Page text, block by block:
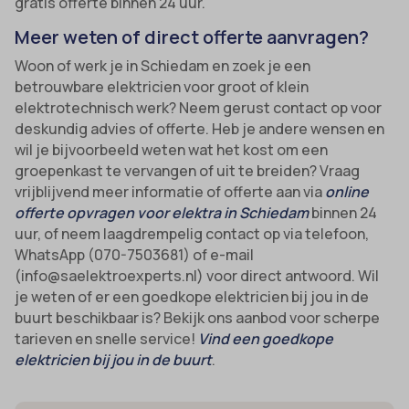
Meer weten of direct offerte aanvragen?
Woon of werk je in Schiedam en zoek je een
betrouwbare elektricien voor groot of klein
elektrotechnisch werk? Neem gerust contact op voor
deskundig advies of offerte. Heb je andere wensen en
wil je bijvoorbeeld weten wat het kost om een
groepenkast te vervangen of uit te breiden? Vraag
vrijblijvend meer informatie of offerte aan viaonline
offerte opvragen voor elektra in Schiedambinnen 24
uur, of neem laagdrempelig contact op via telefoon,
WhatsApp (070-7503681) of e-mail
(info@saelektroexperts.nl) voor direct antwoord. Wil
je weten of er een goedkope elektricien bij jou in de
buurt beschikbaar is? Bekijk ons aanbod voor scherpe
tarieven en snelle service! Vind een goedkope
elektricien bij jou in de buurt.
cmplz_consented_services
cmplz_functional
cmplz_marketing
cmplz_preferences
cmplz_statistics
CONSENT
cookie_notice_accepted
CookieConsent
cookieconsent_status
cookielawinfo-checkbox-*
cookies-state
sajssdk_2015_cross_new_user
uc_user_interaction
door bezoekers over verschillende websites te volgen.
Details weergeven
_gcl_au
_gcl_aw
_gcl_gs
intercom-device-id-*
Andere diensten
Deze categorie omvat alle cookies, domeinen en services die niet
in de andere specifieke categorieën vallen of niet duidelijk zijn
gecategoriseerd.
Details weergeven
__guid
_dd_s
_deCookiesConsent
_ketch_consent_v1_
_upscope__region